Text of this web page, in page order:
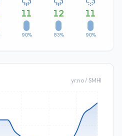
11
90%
12
83%
11
90%
yr.no / SMHI